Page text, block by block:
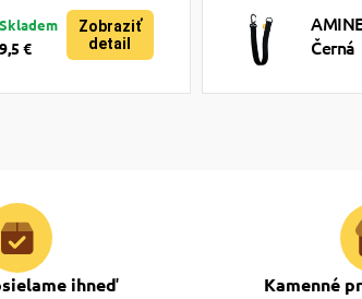
Skladem
9,5 €
Zobraziť
detail
Černá
ihneď Kamenné